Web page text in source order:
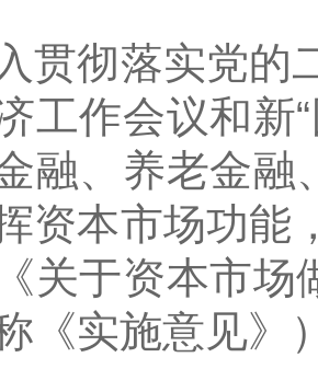
贯彻落实党的
工作会议和新
融、养老金融
资本市场功能
关于资本市场
《实施意见》